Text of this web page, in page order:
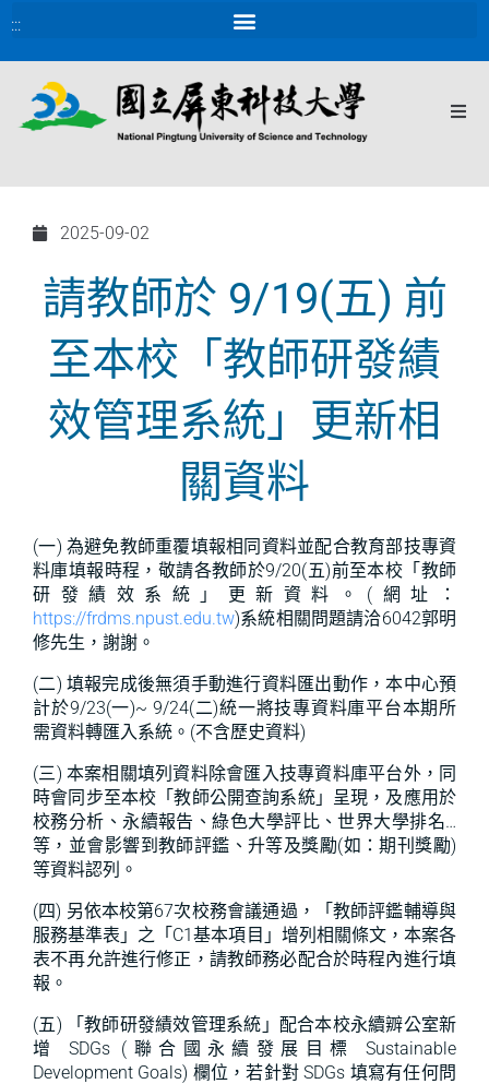
:::
2025-09-02
請教師於 9/19(五) 前
至本校「教師研發績
效管理系統」更新相
關資料
(一) 為避免教師重覆填報相同資料並配合教育部技專資
料庫填報時程，敬請各教師於9/20(五)前至本校「教師
研發績效系統」更新資料。(網址：
https://frdms.npust.edu.tw)系統相關問題請洽6042郭明
修先生，謝謝。
(二) 填報完成後無須手動進行資料匯出動作，本中心預
計於9/23(一)~ 9/24(二)統一將技專資料庫平台本期所
需資料轉匯入系統。(不含歷史資料)
(三) 本案相關填列資料除會匯入技專資料庫平台外，同
時會同步至本校「教師公開查詢系統」呈現，及應用於
校務分析、永續報告、綠色大學評比、世界大學排名…
等，並會影響到教師評鑑、升等及獎勵(如：期刊獎勵)
等資料認列。
(四) 另依本校第67次校務會議通過，「教師評鑑輔導與
服務基準表」之「C1基本項目」增列相關條文，本案各
表不再允許進行修正，請教師務必配合於時程內進行填
報。
(五) 「教師研發績效管理系統」配合本校永續辧公室新
增 SDGs (聯合國永續發展目標 Sustainable
Development Goals) 欄位，若針對 SDGs 填寫有任何問